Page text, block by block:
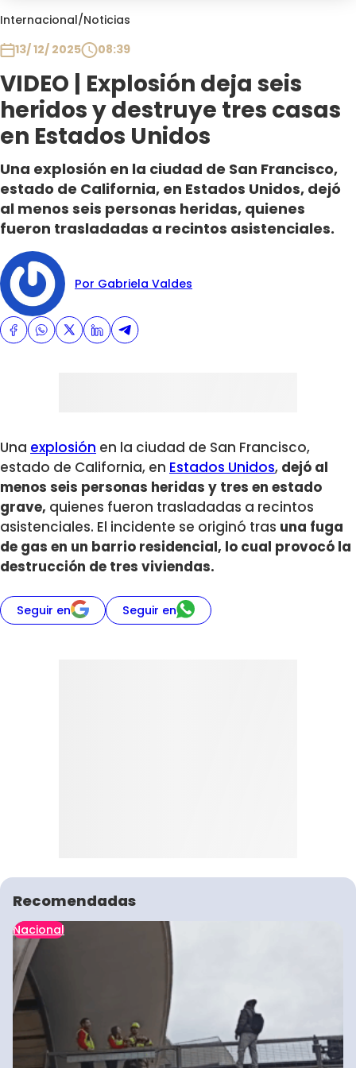
Internacional/Noticias
13/ 12/ 2025
08:39
VIDEO | Explosión deja seis
heridos y destruye tres casas
en Estados Unidos
Una explosión en la ciudad de San Francisco,
estado de California, en Estados Unidos, dejó
al menos seis personas heridas, quienes
fueron trasladadas a recintos asistenciales.
Por Gabriela Valdes
Una explosión en la ciudad de San Francisco,
estado de California, en Estados Unidos, dejó al
menos seis personas heridas y tres en estado
grave, quienes fueron trasladadas a recintos
asistenciales. El incidente se originó tras una fuga
de gas en un barrio residencial, lo cual provocó la
destrucción de tres viviendas.
Seguir en Seguir en
Recomendadas
Nacional
Club De La Comedia
Plan Perfecto
El Tiempo
Sabingo
Todos Los Programas